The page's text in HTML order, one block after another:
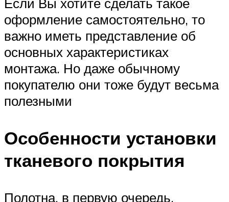
оформление самостоятельно, то
важно иметь представление об
основных характеристиках
монтажа. Но даже обычному
покупателю они тоже будут весьма
полезными
Особенности установки
тканевого покрытия
Полотна, в первую очередь,